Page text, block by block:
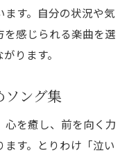
す。自分の状況や気
感じられる楽曲を選
ります。
ソング集
心を癒し、前を向く力
す。とりわけ「泣い